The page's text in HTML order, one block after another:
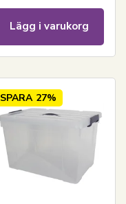
Lägg i varukorg
SPARA 27%